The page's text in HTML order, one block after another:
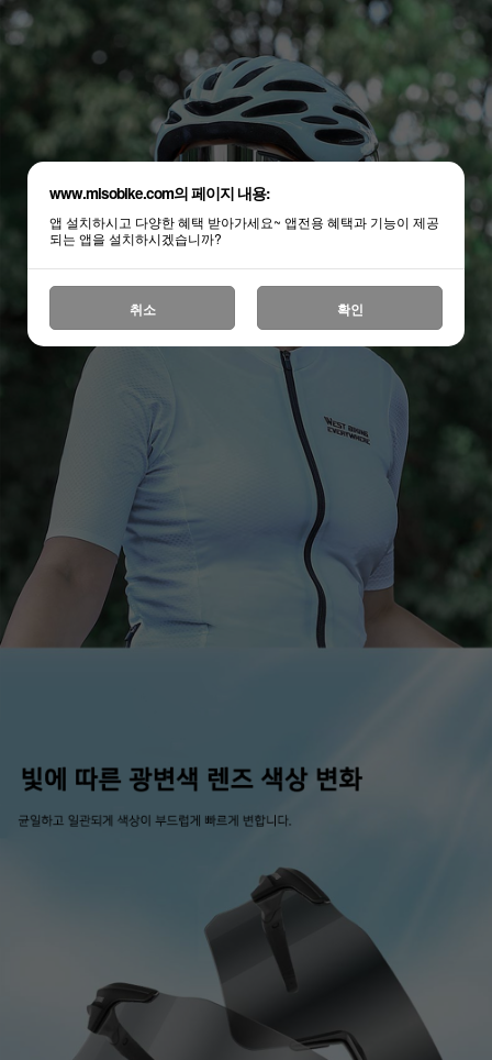
www.misobike.com의 페이지 내용:
앱 설치하시고 다양한 혜택 받아가세요~ 앱전용 혜택과 기능이 제공
되는 앱을 설치하시겠습니까?
취소 확인